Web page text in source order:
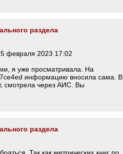
раздела
февраля 2023 17:02
я уже просматривала. На
информацию вносила сама. В
смотрела через АИС. Вы
раздела